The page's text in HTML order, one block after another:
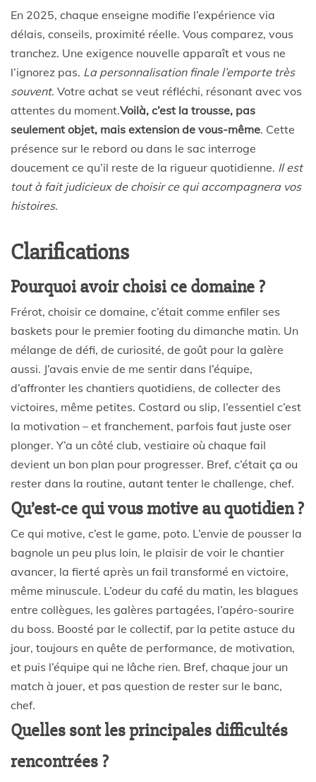
En 2025, chaque enseigne modifie l’expérience via
délais, conseils, proximité réelle. Vous comparez, vous
tranchez. Une exigence nouvelle apparaît et vous ne
l’ignorez pas. La personnalisation finale l’emporte très
souvent. Votre achat se veut réfléchi, résonant avec vos
attentes du moment.Voilà, c’est la trousse, pas
seulement objet, mais extension de vous-même. Cette
présence sur le rebord ou dans le sac interroge
doucement ce qu’il reste de la rigueur quotidienne. Il est
tout à fait judicieux de choisir ce qui accompagnera vos
histoires.
Clarifications
Pourquoi avoir choisi ce domaine ?
Frérot, choisir ce domaine, c’était comme enfiler ses
baskets pour le premier footing du dimanche matin. Un
mélange de défi, de curiosité, de goût pour la galère
aussi. J’avais envie de me sentir dans l’équipe,
d’affronter les chantiers quotidiens, de collecter des
victoires, même petites. Costard ou slip, l’essentiel c’est
la motivation – et franchement, parfois faut juste oser
plonger. Y’a un côté club, vestiaire où chaque fail
devient un bon plan pour progresser. Bref, c’était ça ou
rester dans la routine, autant tenter le challenge, chef.
Qu’est-ce qui vous motive au quotidien ?
Ce qui motive, c’est le game, poto. L’envie de pousser la
bagnole un peu plus loin, le plaisir de voir le chantier
avancer, la fierté après un fail transformé en victoire,
même minuscule. L’odeur du café du matin, les blagues
entre collègues, les galères partagées, l’apéro-sourire
du boss. Boosté par le collectif, par la petite astuce du
jour, toujours en quête de performance, de motivation,
et puis l’équipe qui ne lâche rien. Bref, chaque jour un
match à jouer, et pas question de rester sur le banc,
chef.
Quelles sont les principales difficultés
rencontrées ?